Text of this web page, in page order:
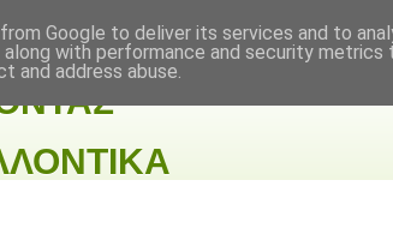
Google to deliver its services and to
along with performance and security
and address abuse.